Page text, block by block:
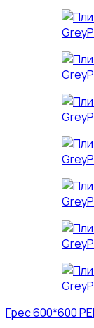
Грес 600*600